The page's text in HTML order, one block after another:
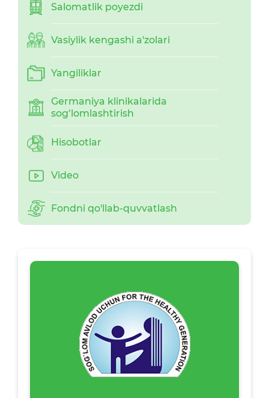
Salomatlik poyezdi
Vasiylik kengashi a'zolari
Yangiliklar
Germaniya klinikalarida
sog‘lomlashtirish
Hisobotlar
Video
Fondni qo'llab-quvvatlash